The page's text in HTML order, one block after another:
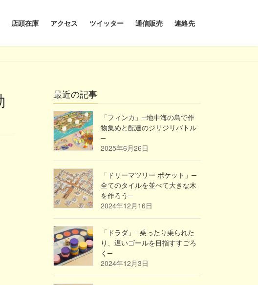
店頭在庫 アクセス ツイッター 通信販売 連絡先
最近の記事
「フィンカ」─地中海の島で作
物集めと配達のジリジリバトル
─
2025年6月26日
「ドリーマツリー ポケット」─
全てのタイルを並べて大きな木
を作ろう─
2024年12月16日
「ドラダ」─乗ったり乗られた
り、遅いゴールを目指すすごろ
く─
2024年12月3日